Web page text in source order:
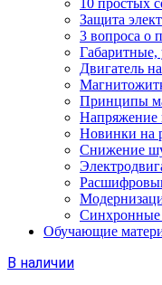
10 простых
Защита
3 вопроса о
Двигатель
Принципы
Напряжение
Новинки на
Снижение
Синхронные
Обучающие
В наличии